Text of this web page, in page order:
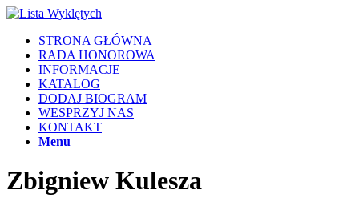
STRONA GŁÓWNA
RADA HONOROWA
INFORMACJE
KATALOG
DODAJ BIOGRAM
WESPRZYJ NAS
KONTAKT
Menu
Zbigniew Kulesza